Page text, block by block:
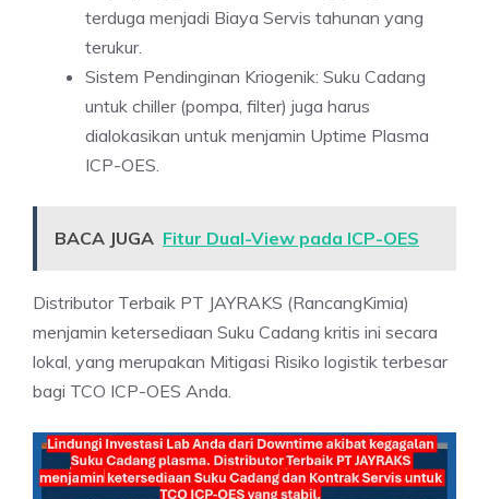
terduga menjadi Biaya Servis tahunan yang
terukur.
Sistem Pendinginan Kriogenik: Suku Cadang
untuk chiller (pompa, filter) juga harus
dialokasikan untuk menjamin Uptime Plasma
ICP-OES.
BACA JUGA Fitur Dual-View pada ICP-OES
Distributor Terbaik PT JAYRAKS (RancangKimia)
menjamin ketersediaan Suku Cadang kritis ini secara
lokal, yang merupakan Mitigasi Risiko logistik terbesar
bagi TCO ICP-OES Anda.